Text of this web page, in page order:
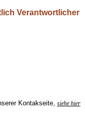
Verantwortlicher
Kontakseite, siehe hier